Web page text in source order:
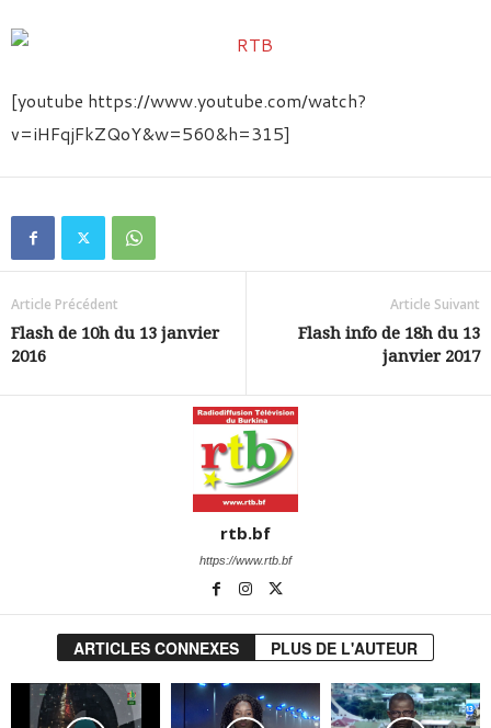
[youtube https://www.youtube.com/watch?
v=iHFqjFkZQoY&w=560&h=315]
Article Précédent
Flash de 10h du 13 janvier
2016
Article Suivant
Flash info de 18h du 13
janvier 2017
rtb.bf
https://www.rtb.bf
ARTICLES CONNEXES PLUS DE L'AUTEUR